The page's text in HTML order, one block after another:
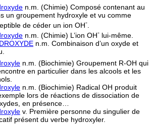
n.m. (Chimie) Composé contenant au
un groupement hydroxyle et vu comme
de céder un ion OH-
n.m. (Chimie) L’ion OH- lui-même.
n.m. Combinaison d’un oxyde et
n.m. (Biochimie) Groupement R-OH qui
en particulier dans les alcools et les
n.m. (Biochimie) Radical OH produit
lors de réactions de dissociation de
en présence…
v. Première personne du singulier de
présent du verbe hydroxyler.